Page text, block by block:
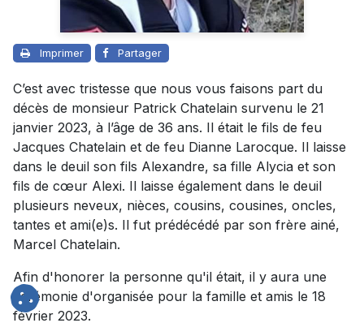
Imprimer Partager
C’est avec tristesse que nous vous faisons part du
décès de monsieur Patrick Chatelain survenu le 21
janvier 2023, à l’âge de 36 ans. Il était le fils de feu
Jacques Chatelain et de feu Dianne Larocque. Il laisse
dans le deuil son fils Alexandre, sa fille Alycia et son
fils de cœur Alexi. Il laisse également dans le deuil
plusieurs neveux, nièces, cousins, cousines, oncles,
tantes et ami(e)s. Il fut prédécédé par son frère ainé,
Marcel Chatelain.
Afin d'honorer la personne qu'il était, il y aura une
cérémonie d'organisée pour la famille et amis le 18
février 2023.